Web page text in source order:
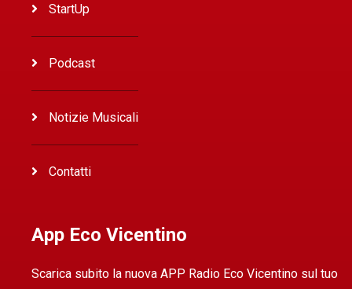
StartUp
Podcast
Notizie Musicali
Contatti
App Eco Vicentino
Scarica subito la nuova APP Radio Eco Vicentino sul tuo